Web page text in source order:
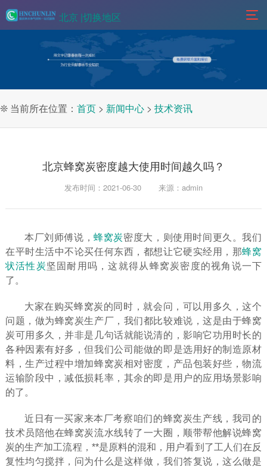
北京 |切换地区
❊ 当前所在位置： 首页 > 新闻中心 > 技术资讯
北京蜂窝炭密度越大使用时间越久吗？
发布时间：2021-06-30 来源：admin
本厂刘师傅说，蜂窝炭密度大，则使用时间更久。我们
在平时生活中不论买任何东西，都想让它硬实经用，那蜂窝
状活性炭坚固耐用吗，这就得从蜂窝炭密度的视角说一下
了。
大家在购买蜂窝炭的同时，就会问，可以用多久，这个
问题，做为蜂窝炭生产厂，我们都比较难说，这是由于蜂窝
炭可用多久，并非是几句话就能说清的，影响它功用时长的
各种因素有好多，但我们公司能做的即是选用好的制造原材
料，生产过程中增加蜂窝炭相对密度，产品包装好些，物流
运输阶段中，减低损耗率，其余的即是用户的应用场景影响
的了。
近日有一买家来本厂考察咱们的蜂窝炭生产线，我司的
技术员陪他在蜂窝炭流水线转了一大圈，顺带帮他解说蜂窝
炭的生产加工流程，**是原料的混和，用户看到了工人们在反
复性均匀搅拌，问为什么是这样做，我们答复说，这么做是